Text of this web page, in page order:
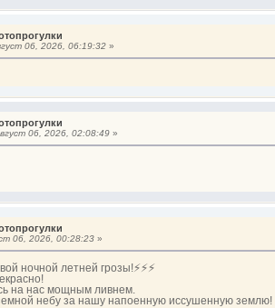
06, 2026, 06:19:32 »
06, 2026, 02:08:49 »
06, 2026, 00:28:23 »
ночной летней грозы!⚡⚡⚡
на нас мощным ливнем.
небу за нашу напоенную иссушенную землю!